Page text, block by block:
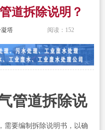
道拆除说明？
凝塔 阅读： 152
管道拆除说
需要编制拆除说明书，以确